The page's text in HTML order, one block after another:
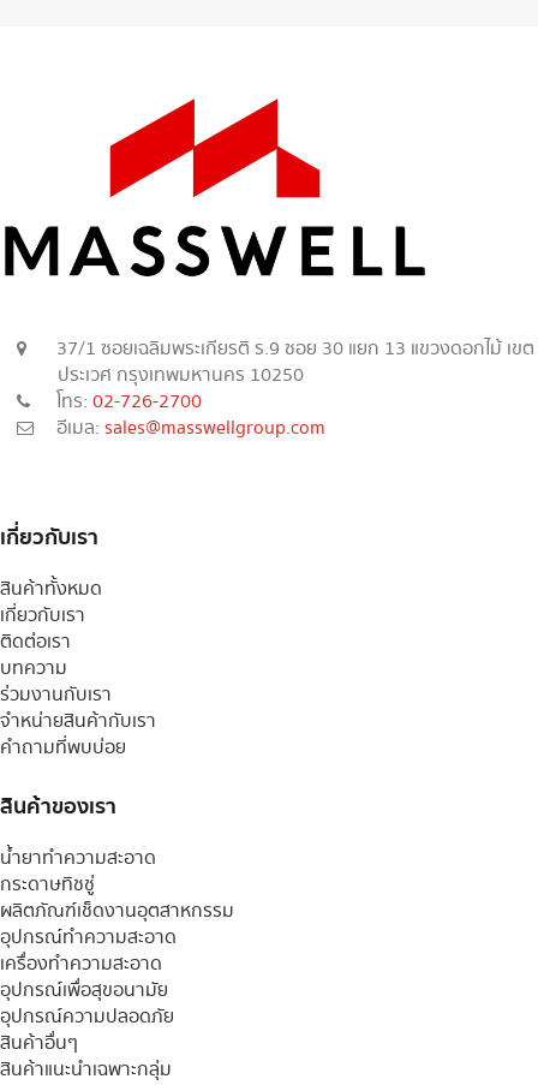
37/1 ซอยเฉลิมพระเกียรติ ร.9 ซอย 30 แยก 13 แขวงดอกไม้ เขต
ประเวศ กรุงเทพมหานคร 10250
โทร: 02-726-2700
อีเมล: sales@masswellgroup.com
เกี่ยวกับเรา
สินค้าทั้งหมด
เกี่ยวกับเรา
ติดต่อเรา
บทความ
ร่วมงานกับเรา
จำหน่ายสินค้ากับเรา
คำถามที่พบบ่อย
สินค้าของเรา
น้ำยาทำความสะอาด
กระดาษทิชชู่
ผลิตภัณฑ์เช็ดงานอุตสาหกรรม
อุปกรณ์ทำความสะอาด
เครื่องทำความสะอาด
อุปกรณ์เพื่อสุขอนามัย
อุปกรณ์ความปลอดภัย
สินค้าอื่นๆ
สินค้าแนะนำเฉพาะกลุ่ม